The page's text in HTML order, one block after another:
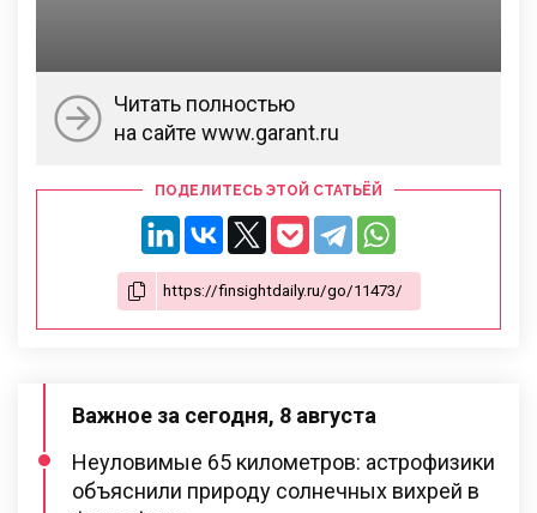
Читать полностью
на сайте www.garant.ru
ПОДЕЛИТЕСЬ ЭТОЙ СТАТЬЁЙ
Важное за сегодня, 8 августа
Неуловимые 65 километров: астрофизики
объяснили природу солнечных вихрей в